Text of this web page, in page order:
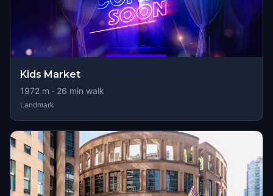
Kids Market
1972 m · 26 min walk
Landmark